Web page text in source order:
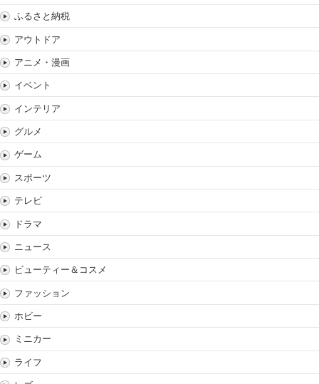
ふるさと納税
アウトドア
アニメ・漫画
イベント
インテリア
グルメ
ゲーム
スポーツ
テレビ
ドラマ
ニュース
ビューティー＆コスメ
ファッション
ホビー
ミニカー
ライフ